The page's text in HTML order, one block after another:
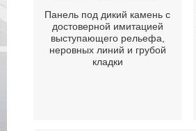
Панель под дикий камень с
достоверной имитацией
выступающего рельефа,
неровных линий и грубой
кладки